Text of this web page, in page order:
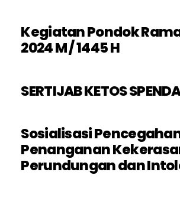
Kegiatan Pondok
2024 M / 1445 H
SERTIJAB KETOS
Sosialisasi
Penanganan
Perundungan dan